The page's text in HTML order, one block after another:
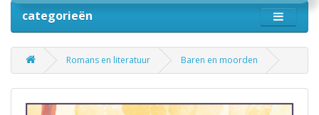
categorieën
Romans en literatuur Baren en moorden